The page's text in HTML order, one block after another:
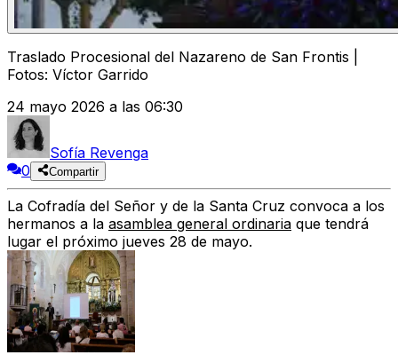
Traslado Procesional del Nazareno de San Frontis |
Fotos: Víctor Garrido
24 mayo 2026 a las 06:30
Sofía Revenga
0
Compartir
La Cofradía del Señor y de la Santa Cruz convoca a los
hermanos a la asamblea general ordinaria que tendrá
lugar el próximo jueves 28 de mayo.